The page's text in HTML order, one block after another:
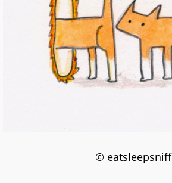
© eatsleepsniff